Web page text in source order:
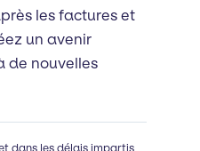
les factures et
un avenir
de nouvelles
dans les délais impartis